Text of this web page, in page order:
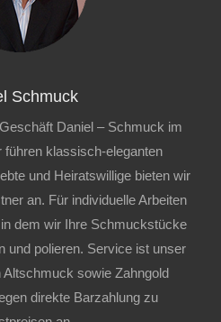
Schmuck
Daniel – Schmuck im
führen klassisch-eleganten
und Heiratswillige bieten wir
an. Für individuelle Arbeiten
dem wir Ihre Schmuckstücke
und polieren. Service ist unser
sowie Zahngold
direkte Barzahlung zu